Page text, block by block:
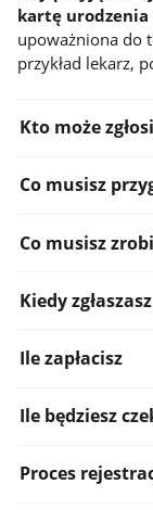
kartę urodzenia
upoważniona do
przykład lekarz,
Kto może
Co musisz
Co musisz
Kiedy zgłaszasz
Ile zapłacisz
Ile będziesz
Proces